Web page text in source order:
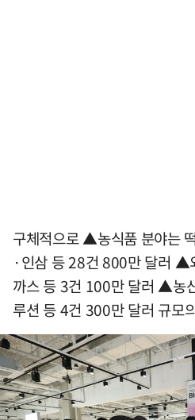
구체적으로 ▲농식품 분야는
·인삼 등 28건 800만 달러 ▲
까스 등 3건 100만 달러 ▲농
루션 등 4건 300만 달러 규모